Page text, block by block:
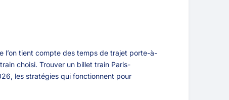
l’on tient compte des temps de trajet porte-à-
choisi. Trouver un billet train Paris-
les stratégies qui fonctionnent pour